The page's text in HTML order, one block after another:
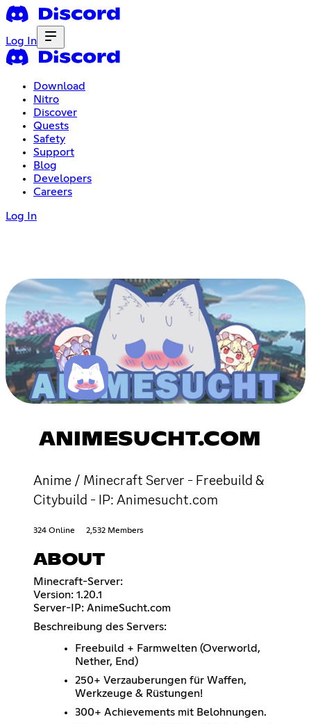
Log In
Download
Nitro
Discover
Quests
Safety
Support
Blog
Developers
Careers
Log In
ANIMESUCHT.COM
Anime / Minecraft Server - Freebuild &
Citybuild - IP: Animesucht.com
324 Online 2,532 Members
ABOUT
Minecraft-Server:
Version: 1.20.1
Server-IP: AnimeSucht.com
Beschreibung des Servers:
Freebuild + Farmwelten (Overworld,
Nether, End)
250+ Verzauberungen für Waffen,
Werkzeuge & Rüstungen!
300+ Achievements mit Belohnungen.